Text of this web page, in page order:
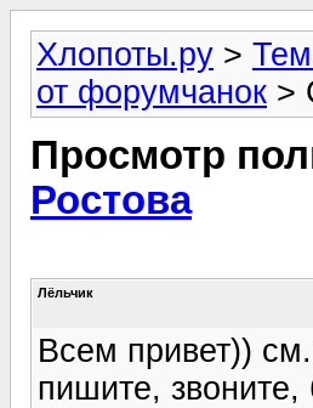
Хлопоты.ру >
от форумчанок >
Просмотр
Ростова
Лёльчик
Всем привет))
пишите, звоните,